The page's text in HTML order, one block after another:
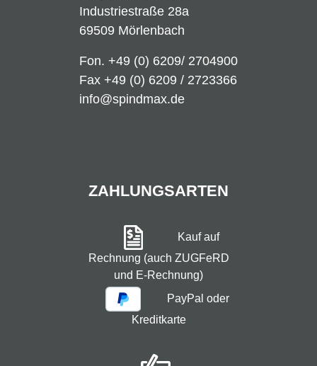
Industriestraße 28a
69509 Mörlenbach
Fon. +49 (0) 6209/ 2704900
Fax +49 (0) 6209 / 2723366
info@spindmax.de
ZAHLUNGSARTEN
Kauf auf
Rechnung (auch ZUGFeRD
und E-Rechnung)
PayPal oder
Kreditkarte